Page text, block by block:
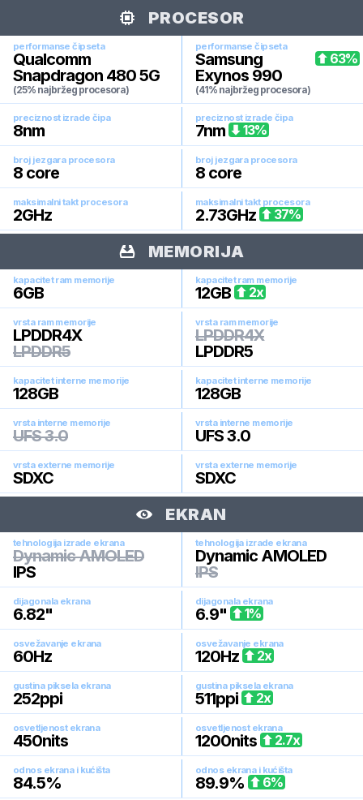
PROCESOR
performanse čipseta
Qualcomm
Snapdragon 480 5G
(25% najbržeg procesora)
performanse čipseta
Samsung
Exynos 990
(41% najbržeg procesora)
63%
preciznost izrade čipa
8nm
preciznost izrade čipa
7nm 13%
broj jezgara procesora
8 core
broj jezgara procesora
8 core
maksimalni takt procesora
2GHz
maksimalni takt procesora
2.73GHz 37%
MEMORIJA
kapacitet ram memorije
6GB
kapacitet ram memorije
12GB 2x
vrsta ram memorije
LPDDR4X
LPDDR5
vrsta ram memorije
LPDDR4X
LPDDR5
kapacitet interne memorije
128GB
kapacitet interne memorije
128GB
vrsta interne memorije
UFS 3.0
vrsta interne memorije
UFS 3.0
vrsta externe memorije
SDXC
vrsta externe memorije
SDXC
EKRAN
tehnologija izrade ekrana
Dynamic AMOLED
IPS
tehnologija izrade ekrana
Dynamic AMOLED
IPS
dijagonala ekrana
6.82"
dijagonala ekrana
6.9" 1%
osvežavanje ekrana
60Hz
osvežavanje ekrana
120Hz 2x
gustina piksela ekrana
252ppi
gustina piksela ekrana
511ppi 2x
osvetljenost ekrana
450nits
osvetljenost ekrana
1200nits 2.7x
odnos ekrana i kućišta
84.5%
odnos ekrana i kućišta
89.9% 6%